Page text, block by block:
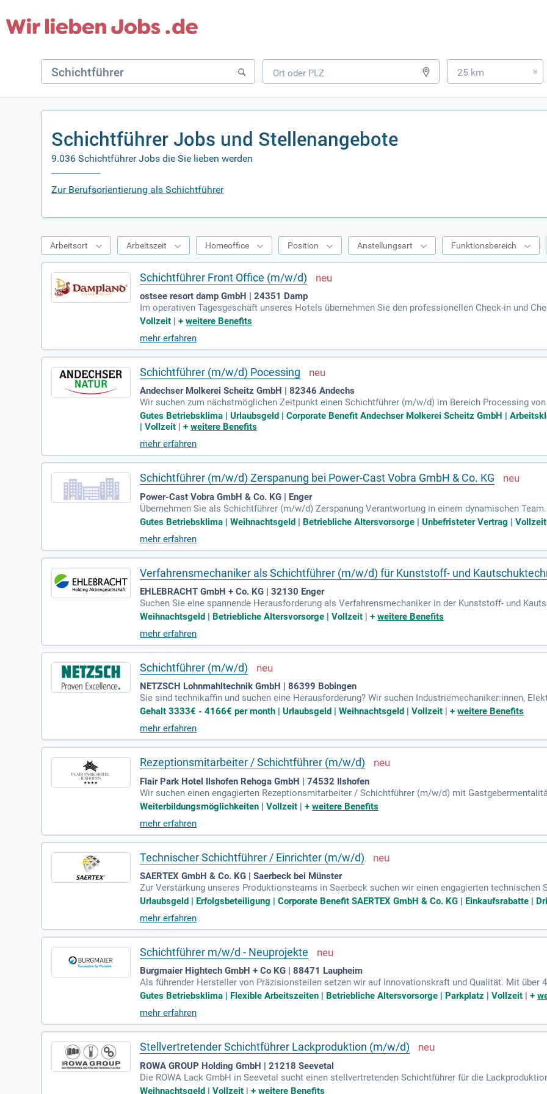
25 km »
Schichtführer Jobs und Stellenangebote
9.036 Schichtführer Jobs die Sie lieben werden
Zur Berufsorientierung als Schichtführer
Arbeitsort Arbeitszeit Homeoffice Position Anstellungsart Funktionsbereich
Schichtführer Front Office (m/w/d)
ostsee resort damp GmbH | 24351 Damp
Im operativen Tagesgeschäft unseres Hotels übernehmen Sie den professionellen Check-in und
t die umfassende Beratung und Betreuung während des Aufenthalts, ergänzt durch die sorgfältige
eam führen Sie Mitarbeitende fachlich und unterstützen die Einarbeitung neuer Kollegen. Ihre
lung und die ordnungsgemäße Kassenführung. Mit Ihrer Gästeorientierung und Organisationstalent
Vollzeit |+weitere Benefits
mehr erfahren
Schichtführer (m/w/d) Pocessing
Andechser Molkerei Scheitz GmbH | 82346 Andechs
Wir suchen zum nächstmöglichen Zeitpunkt einen Schichtführer (m/w/d) im Bereich Processing
enen Sie unsere moderne Prozesstechnik zur Herstellung von ESL-Milch, Joghurt und Quark. Sie
ichtbetriebs und gewährleisten einen reibungslosen Ablauf aller Anlagen. Ihre Verantwortung
Abteilungen wie Instandhaltung und Qualitätssicherung. Werden Sie Teil unseres dynamischen
irtschaft aktiv mit!
Gutes Betriebsklima | Urlaubsgeld | Corporate Benefit Andechser Molkerei Scheitz GmbH |
| Vollzeit |+weitere Benefits
mehr erfahren
Schichtführer (m/w/d) Zerspanung bei Power-Cast Vobra GmbH & Co. KG
Power-Cast Vobra GmbH & Co. KG | Enger
Übernehmen Sie als Schichtführer (m/w/d) Zerspanung Verantwortung in einem dynamischen
nd Bedienung von CNC-gesteuerten Dreh- und Bearbeitungszentren. Sie arbeiten präzise nach
g Qualitätskontrollen durch. Zudem optimieren Sie Rüstvorgänge und Zerspanungsprozesse zur
hkompetenz ist gefragt, wenn es um die Einarbeitung und Führung der Mitarbeitenden geht.
bildung im Metallbereich sowie fundierte Kenntnisse in Zerspanungs- und CNC-Technik.
Gutes Betriebsklima | Weihnachtsgeld | Betriebliche Altersvorsorge | Unbefristeter Vertrag | Vollzeit
mehr erfahren
Verfahrensmechaniker als Schichtführer (m/w/d) für Kunststoff- und
EHLEBRACHT GmbH + Co. KG | 32130 Enger
Suchen Sie eine spannende Herausforderung als Verfahrensmechaniker in der Kunststoff- und
währleisten Sie einen reibungslosen und termingerechten Fertigungsprozess. Sie übernehmen die
überwachen moderne Spritzgießmaschinen sowie Robotersysteme. Darüber hinaus analysieren
Maßnahmen zur Behebung um. Die Prüfung und Dokumentation von Kunststoffteilen nach
Aufgaben wie die Sicherstellung von Ordnung in Ihrem Arbeitsbereich. Eine abgeschlossene
Weihnachtsgeld | Betriebliche Altersvorsorge | Vollzeit |+weitere Benefits
mehr erfahren
Schichtführer (m/w/d)
NETZSCH Lohnmahltechnik GmbH | 86399 Bobingen
Sie sind technikaffin und suchen eine Herausforderung? Wir suchen Industriemechaniker:innen,
it Montageerfahrung. Ihr Arbeitsplatz bietet abwechslungsreiche Projekte in einer innovativen
udem bieten wir attraktive Zusatzleistungen wie Urlaubsgeld und Weihnachtsgeld. Bewerben Sie
schinenbauindustrie aktiv mit!
Gehalt 3333€ - 4166€ per month | Urlaubsgeld | Weihnachtsgeld | Vollzeit |+weitere Benefits
mehr erfahren
Rezeptionsmitarbeiter / Schichtführer (m/w/d)
Flair Park Hotel Ilshofen Rehoga GmbH | 74532 Ilshofen
Wir suchen einen engagierten Rezeptionsmitarbeiter / Schichtführer (m/w/d) mit
r Park-Hotel Ilshofen erwarten dich eine vielseitige Aufgabe mit internationalem Gästekontakt sowie
öblierte Personalunterkunft, leistungsgerechte Bezahlung und interne Weiterbildungsmöglichkeiten.
ihnachtsfeier fördern den Teamgeist. Du bist der Ansprechpartner für Gästeanliegen, koordinierst
nen reibungslosen Service. Bringe deine Hotelrezeptionserfahrung bei uns ein und gestalte aktiv
Weiterbildungsmöglichkeiten | Vollzeit |+weitere Benefits
mehr erfahren
Technischer Schichtführer / Einrichter (m/w/d)
SAERTEX GmbH & Co. KG | Saerbeck bei Münster
Zur Verstärkung unseres Produktionsteams in Saerbeck suchen wir einen engagierten technischen
verantwortungsvollen Position steuerst du fachlich dein Team und garantierst reibungslose
ehst den Mitarbeitenden bei Fragen zur Seite. Zudem entwickelst du bestehende Prozesse weiter
ungen. Frühe Erkennung von Abweichungen und die Einleitung entsprechender Maßnahmen
tend mit dem Schichtmeister, unterstützt du auch aktiv beim Umrüsten von Anlagen für optimale
Urlaubsgeld | Erfolgsbeteiligung | Corporate Benefit SAERTEX GmbH & Co. KG | Einkaufsrabatte |
mehr erfahren
Schichtführer m/w/d - Neuprojekte
Burgmaier Hightech GmbH + Co KG | 88471 Laupheim
Als führender Hersteller von Präzisionsteilen setzen wir auf Innovationskraft und Qualität. Mit über
wir Entwicklung, Konstruktion und Montage auf 30.000 m² Produktionsfläche. Unsere Philosophie
eichern möchten. Bei uns erwarten Sie attraktive Entwicklungsmöglichkeiten und ein positives
nd gestalten Sie die Zukunft mit uns – Ihre Perspektiven sind vielversprechend!
Gutes Betriebsklima | Flexible Arbeitszeiten | Betriebliche Altersvorsorge | Parkplatz | Vollzeit |+
mehr erfahren
Stellvertretender Schichtführer Lackproduktion (m/w/d)
ROWA GROUP Holding GmbH | 21218 Seevetal
Die ROWA Lack GmbH in Seevetal sucht einen stellvertretenden Schichtführer für die
stellung von Produkten nach Rezeptur und die Überwachung der Produktionsabläufe. Sie bedienen
Weihnachtsgeld | Vollzeit |+weitere Benefits